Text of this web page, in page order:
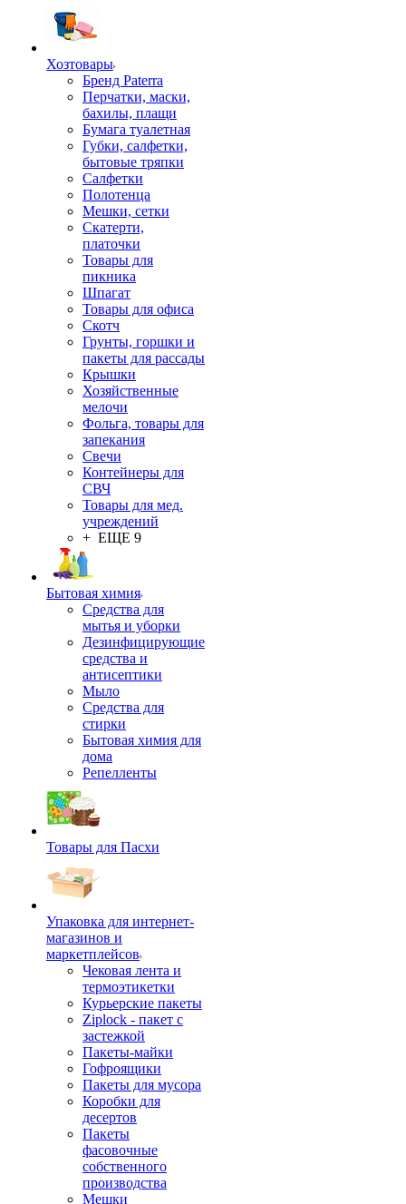
Хозтовары
Бренд Paterra
Перчатки, маски,
бахилы, плащи
Бумага туалетная
Губки, салфетки,
бытовые тряпки
Салфетки
Полотенца
Мешки, сетки
Скатерти,
платочки
Товары для
пикника
Шпагат
Товары для офиса
Скотч
Грунты, горшки и
пакеты для рассады
Крышки
Хозяйственные
мелочи
Фольга, товары для
запекания
Свечи
Контейнеры для
СВЧ
Товары для мед.
учреждений
+ ЕЩЕ 9
Бытовая химия
Средства для
мытья и уборки
Дезинфицирующие
средства и
антисептики
Мыло
Средства для
стирки
Бытовая химия для
дома
Репелленты
Товары для Пасхи
Упаковка для интернет-
магазинов и
маркетплейсов
Чековая лента и
термоэтикетки
Курьерские пакеты
Ziplock - пакет с
застежкой
Пакеты-майки
Гофроящики
Пакеты для мусора
Коробки для
десертов
Пакеты
фасовочные
собственного
производства
Мешки